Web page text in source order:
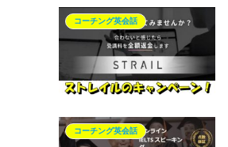
コーチング英会話
コーチング英会話